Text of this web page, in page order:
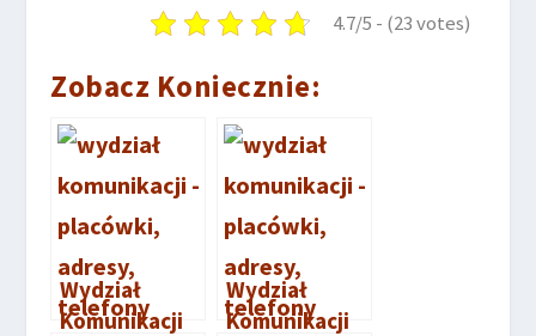
4.7/5 - (23 votes)
Zobacz Koniecznie:
Wydział
Komunikacji
Wydział
Komunikacji